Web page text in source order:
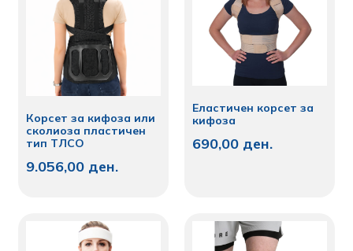
Корсет за кифоза или
сколиоза пластичен
тип ТЛСО
9.056,00 ден.
Еластичен корсет за
кифоза
690,00 ден.